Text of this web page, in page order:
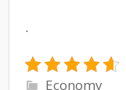
.
Economy